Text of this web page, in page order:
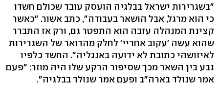
"בשגרירות ישראל בבלגיה הועסק עובד שכולם חשדו
כי הוא מרגל, אבל הושאר בעבודה", כתב אשור. "כאשר
קצינת המנהלה עזבה הוא התפטר גם, ורק אז התברר
שהוא עשה 'עקוב אחריי' לחלק מהדואר של השגרירות
לאיזושהי כתובת לא ידועה באנגליה". החשד כלפיו
נבע בין השאר מכך שסיפור הרקע שלו היה מוזר: "פעם
אמר שנולד בארה"ב ופעם אמר שנולד בבלגיה".